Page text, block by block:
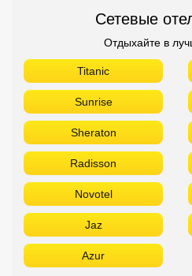
Сетевые
Отдыхайте в
Titanic
Sunrise
Sheraton
Radisson
Novotel
Jaz
Azur